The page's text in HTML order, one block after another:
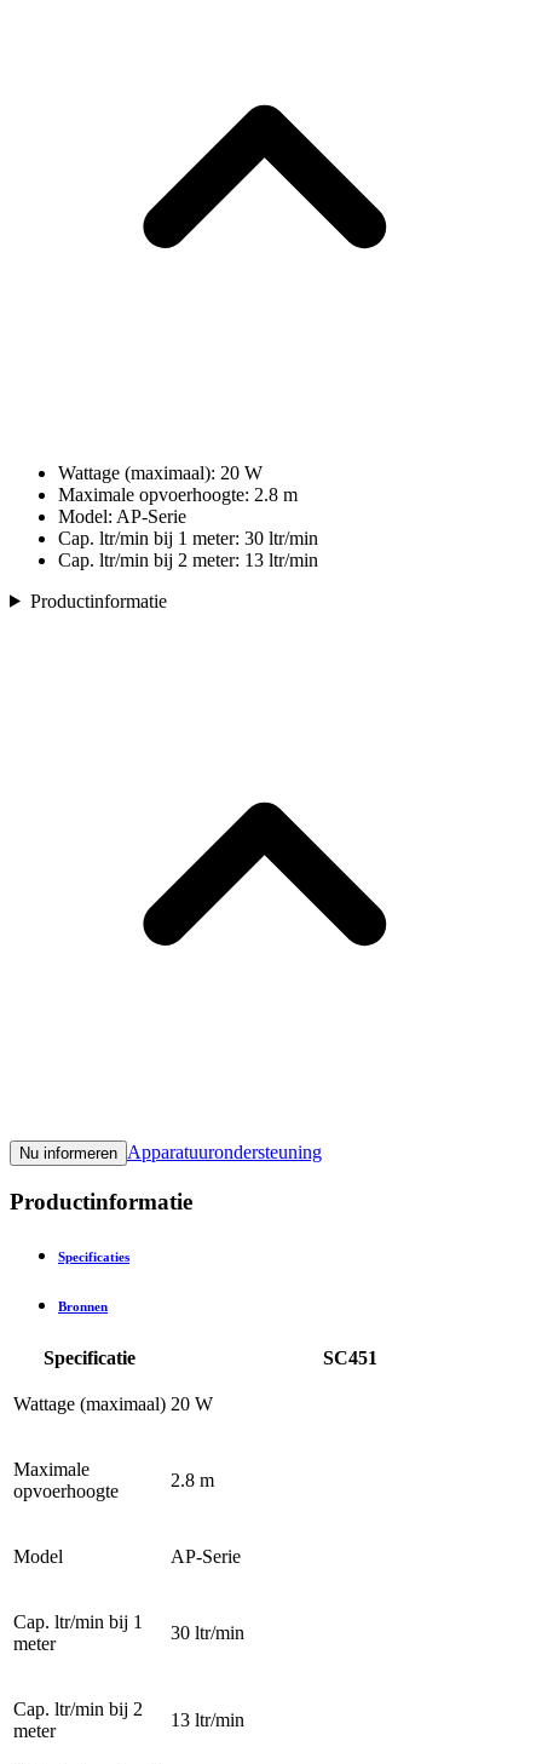
Wattage (maximaal): 20 W
Maximale opvoerhoogte: 2.8 m
Model: AP-Serie
Cap. ltr/min bij 1 meter: 30 ltr/min
Cap. ltr/min bij 2 meter: 13 ltr/min
Productinformatie
Nu informeren Apparatuurondersteuning
Productinformatie
Specificaties
Bronnen
Specificatie SC451
Wattage (maximaal) 20 W
Maximale
opvoerhoogte
2.8 m
Model AP-Serie
Cap. ltr/min bij 1
meter
30 ltr/min
Cap. ltr/min bij 2
meter
13 ltr/min